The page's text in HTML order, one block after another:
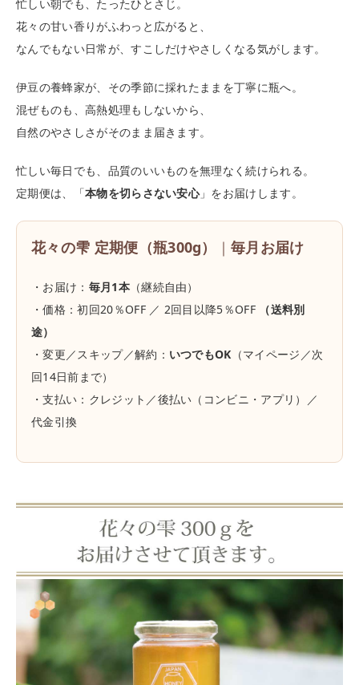
忙しい朝でも、たったひとさじ。
花々の甘い香りがふわっと広がると、
なんでもない日常が、すこしだけやさしくなる気がします。
伊豆の養蜂家が、その季節に採れたままを丁寧に瓶へ。
混ぜものも、高熱処理もしないから、
自然のやさしさがそのまま届きます。
忙しい毎日でも、品質のいいものを無理なく続けられる。
定期便は、「本物を切らさない安心」をお届けします。
花々の雫 定期便（瓶300g） ｜毎月お届け
・お届け： 毎月1本（継続自由）
・価格：初回20％OFF ／ 2回目以降5％OFF
（送料別
途）
・変更／スキップ／解約： いつでもOK （マイページ／次
回14日前まで）
・支払い：クレジット／後払い（コンビニ・アプリ）／
代金引換